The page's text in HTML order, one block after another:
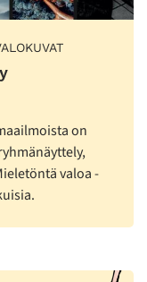
on
valoa -